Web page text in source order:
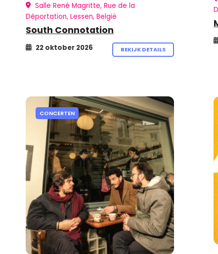
Salle René Magritte, Rue de la
Déportation, Lessen, België
South Connotation
22 oktober 2026 BEKIJK DETAILS
CONCERTEN